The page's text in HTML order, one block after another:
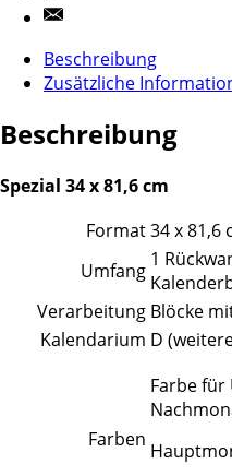
Beschreibung
Zusätzliche
Beschreibung
Spezial 34 x 81,6 cm
Format34 x 81,6
Umfang 1
Verarbeitung Blöcke
Kalendarium D
Farben
Farbe